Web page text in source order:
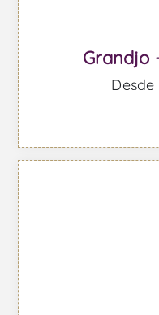
Grandjo
Desde